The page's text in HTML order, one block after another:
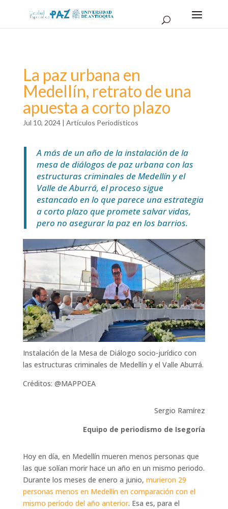
La paz urbana en
Medellín, retrato de una
apuesta a corto plazo
Jul 10, 2024| Artículos Periodísticos
A más de un año de la instalación de la
mesa de diálogos de paz urbana con las
estructuras criminales de Medellín y el
Valle de Aburrá, el proceso sigue
estancado en lo que parece una estrategia
a corto plazo que promete salvar vidas,
pero no asegurar la paz en los barrios.
Instalación de la Mesa de Diálogo socio-jurídico con
las estructuras criminales de Medellín y el Valle Aburrá.
Créditos: @MAPPOEA
Sergio Ramírez
Equipo de periodismo de Isegoría
Hoy en día, en Medellín mueren menos personas que
las que solían morir hace un año en un mismo periodo.
Durante los meses de enero a junio, murieron 29
personas menos en Medellín en comparación con el
mismo período del año anterior. Esa es, para el